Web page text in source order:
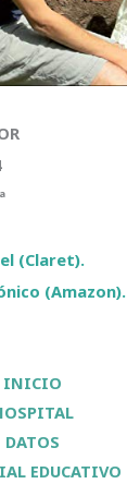
(Claret).
(Amazon).
INICIO
DATOS
EDUCATIVO